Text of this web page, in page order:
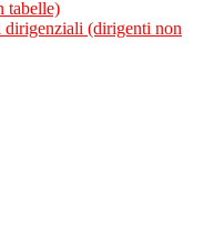
tabelle)
(dirigenti non